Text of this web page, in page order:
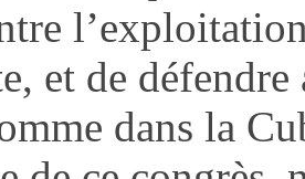
et de
dans la